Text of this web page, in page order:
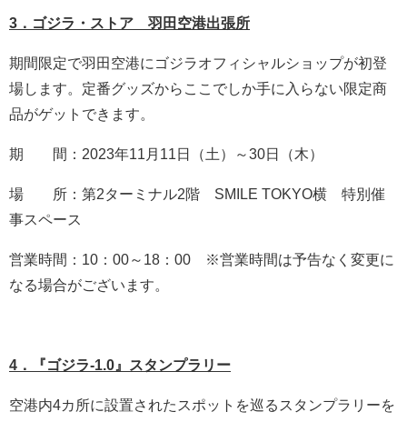
3．ゴジラ・ストア 羽田空港出張所
期間限定で羽田空港にゴジラオフィシャルショップが初登
場します。定番グッズからここでしか手に入らない限定商
品がゲットできます。
期 間：2023年11月11日（土）～30日（木）
場 所：第2ターミナル2階 SMILE TOKYO横 特別催
事スペース
営業時間：10：00～18：00 ※営業時間は予告なく変更に
なる場合がございます。
4．『ゴジラ-1.0』スタンプラリー
空港内4カ所に設置されたスポットを巡るスタンプラリーを